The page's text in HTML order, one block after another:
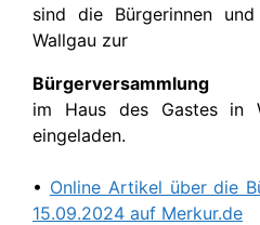
sind die Bürgerinnen
Wallgau zur
Bürgerversammlung
im Haus des Gastes in
eingeladen.
• Online Artikel über die
15.09.2024 auf Merkur.de